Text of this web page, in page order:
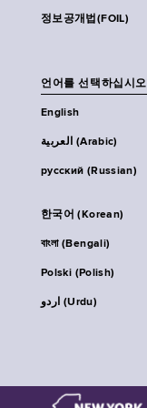
정보공개법(FOIL)
언어를 선택하십시오
English
العربية (Arabic)
русский (Russian)
한국어 (Korean)
বাংলা (Bengali)
Polski (Polish)
اردو (Urdu)